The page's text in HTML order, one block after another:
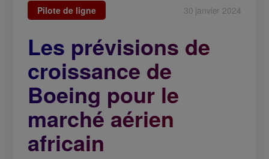
Pilote de ligne 30 janvier 2024
Les prévisions de
croissance de
Boeing pour le
marché aérien
africain